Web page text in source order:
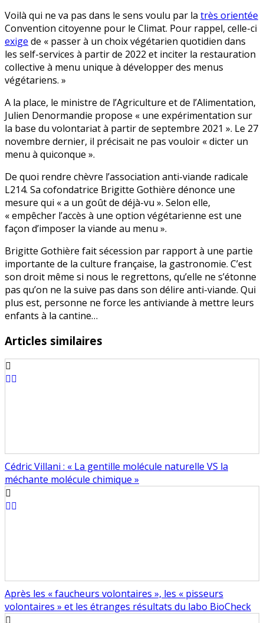
rage
Voilà qui ne va pas dans le sens voulu par la très orientée
Convention citoyenne pour le Climat. Pour rappel, celle-ci
exige de « passer à un choix végétarien quotidien dans
les self-services à partir de 2022 et inciter la restauration
collective à menu unique à développer des menus
végétariens. »
A la place, le ministre de l’Agriculture et de l’Alimentation,
Julien Denormandie propose « une expérimentation sur
la base du volontariat à partir de septembre 2021 ». Le 27
novembre dernier, il précisait ne pas vouloir « dicter un
menu à quiconque ».
De quoi rendre chèvre l’association anti-viande radicale
L214. Sa cofondatrice Brigitte Gothière dénonce une
mesure qui « a un goût de déjà-vu ». Selon elle,
« empêcher l’accès à une option végétarienne est une
façon d’imposer la viande au menu ».
Brigitte Gothière fait sécession par rapport à une partie
importante de la culture française, la gastronomie. C’est
son droit même si nous le regrettons, qu’elle ne s’étonne
pas qu’on ne la suive pas dans son délire anti-viande. Qui
plus est, personne ne force les antiviande à mettre leurs
enfants à la cantine…
Articles similaires
Cédric Villani : « La gentille molécule naturelle VS la
méchante molécule chimique »
Après les « faucheurs volontaires », les « pisseurs
volontaires » et les étranges résultats du labo BioCheck